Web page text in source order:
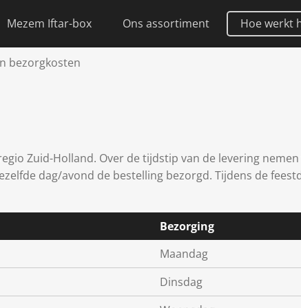
Mezem Iftar-box Ons assortiment Hoe werkt
bezorgkosten
Zuid-Holland. Over de tijdstip van de levering
dag/avond de bestelling bezorgd. Tijdens de
Bezorging
Maandag
Dinsdag